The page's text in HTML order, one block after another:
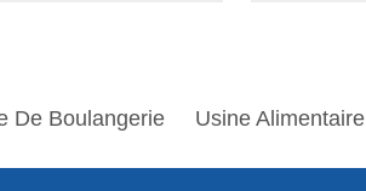
De Boulangerie
Usine Alimentaire